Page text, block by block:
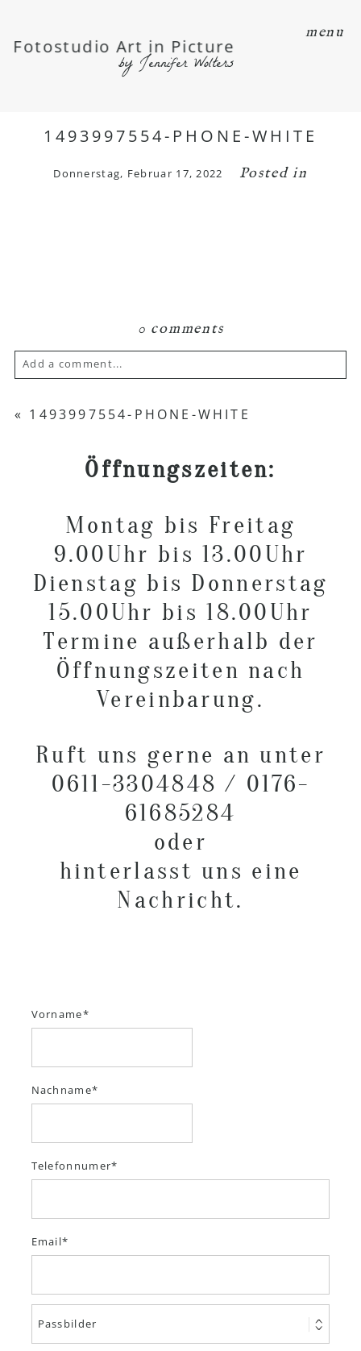
menu
Fotostudio Art in Picture
by Jennifer Wolters
1493997554-PHONE-WHITE
Donnerstag, Februar 17, 2022 Posted in
0 comments
Add a comment...
Your email is never published or shared.
POST COMMENT
« 1493997554-PHONE-WHITE
Öffnungszeiten:
Montag bis Freitag
9.00Uhr bis 13.00Uhr
Dienstag bis Donnerstag
15.00Uhr bis 18.00Uhr
Termine außerhalb der
Öffnungszeiten nach
Vereinbarung.
Ruft uns gerne an unter
0611-3304848 / 0176-
61685284
oder
hinterlasst uns eine
Nachricht.
Vorname
Nachname
Telefonnumer
Email